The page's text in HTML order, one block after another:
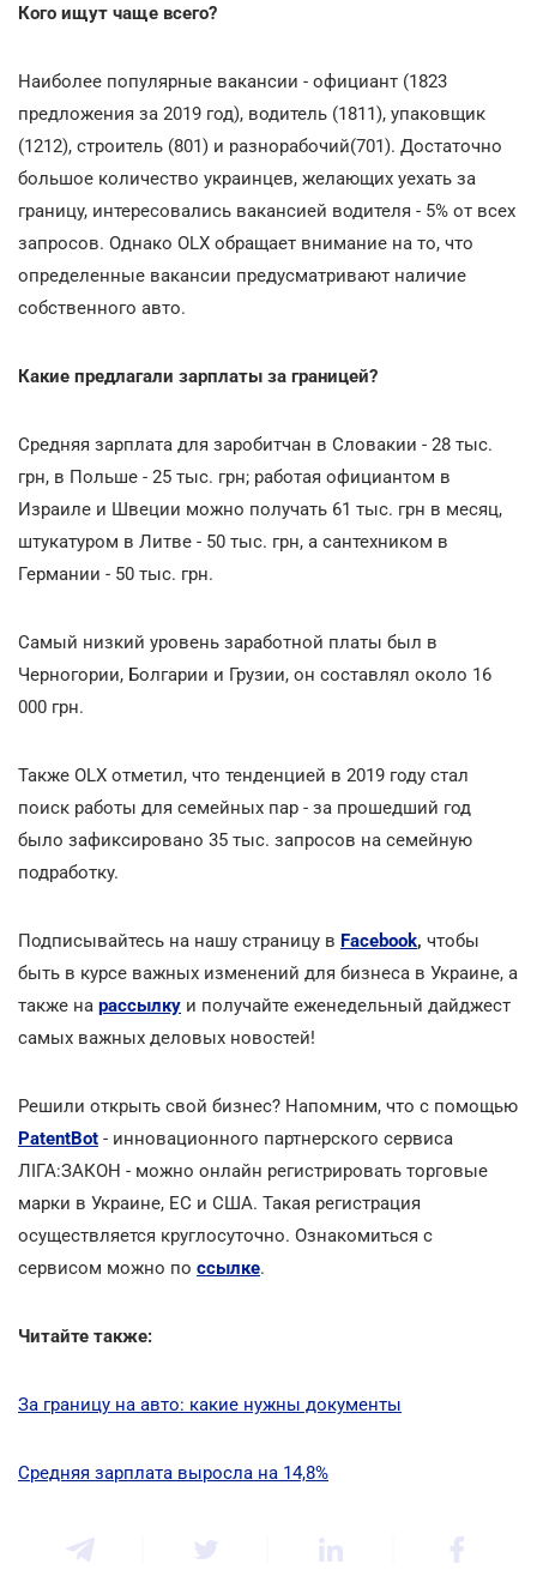
Кого ищут чаще всего?
Наиболее популярные вакансии - официант (1823
предложения за 2019 год), водитель (1811), упаковщик
(1212), строитель (801) и разнорабочий(701). Достаточно
большое количество украинцев, желающих уехать за
границу, интересовались вакансией водителя - 5% от всех
запросов. Однако OLX обращает внимание на то, что
определенные вакансии предусматривают наличие
собственного авто.
Какие предлагали зарплаты за границей?
Средняя зарплата для заробитчан в Словакии - 28 тыс.
грн, в Польше - 25 тыс. грн; работая официантом в
Израиле и Швеции можно получать 61 тыс. грн в месяц,
штукатуром в Литве - 50 тыс. грн, а сантехником в
Германии - 50 тыс. грн.
Самый низкий уровень заработной платы был в
Черногории, Болгарии и Грузии, он составлял около 16
000 грн.
Также OLX отметил, что тенденцией в 2019 году стал
поиск работы для семейных пар - за прошедший год
было зафиксировано 35 тыс. запросов на семейную
подработку.
Подписывайтесь на нашу страницу в Facebook, чтобы
быть в курсе важных изменений для бизнеса в Украине, а
также на рассылку и получайте еженедельный дайджест
самых важных деловых новостей!
Решили открыть свой бизнес? Напомним, что с помощью
PatentBot - инновационного партнерского сервиса
ЛІГА:ЗАКОН - можно онлайн регистрировать торговые
марки в Украине, ЕС и США. Такая регистрация
осуществляется круглосуточно. Ознакомиться с
сервисом можно по ссылке.
Читайте также:
За границу на авто: какие нужны документы
Средняя зарплата выросла на 14,8%